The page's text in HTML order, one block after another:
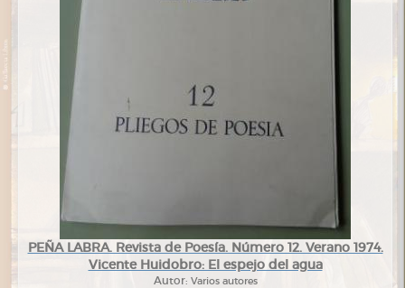
PEÑA LABRA. Revista de Poesía. Número 12. Verano 1974.
Vicente Huidobro: El espejo del agua
Autor: Varios autores